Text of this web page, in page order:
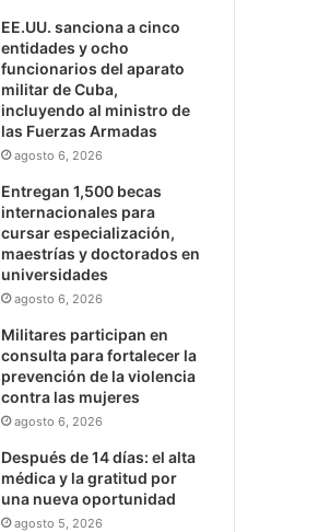
EE.UU. sanciona a cinco
entidades y ocho
funcionarios del aparato
militar de Cuba,
incluyendo al ministro de
las Fuerzas Armadas
agosto 6, 2026
Entregan 1,500 becas
internacionales para
cursar especialización,
maestrías y doctorados en
universidades
agosto 6, 2026
Militares participan en
consulta para fortalecer la
prevención de la violencia
contra las mujeres
agosto 6, 2026
Después de 14 días: el alta
médica y la gratitud por
una nueva oportunidad
agosto 5, 2026